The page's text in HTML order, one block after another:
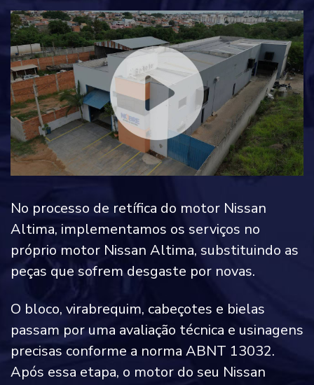
No processo de retífica do motor Nissan
Altima, implementamos os serviços no
próprio motor Nissan Altima, substituindo as
peças que sofrem desgaste por novas.
O bloco, virabrequim, cabeçotes e bielas
passam por uma avaliação técnica e usinagens
precisas conforme a norma ABNT 13032.
Após essa etapa, o motor do seu Nissan